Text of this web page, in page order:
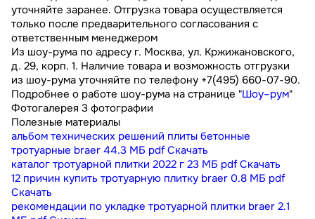
уточняйте заранее. Отгрузка товара осуществляется
только после предварительного согласования с
ответственным менеджером
Из шоу-рума по адресу г. Москва, ул. Кржижановского,
д. 29, корп. 1. Наличие товара и возможность отгрузки
из шоу-рума уточняйте по телефону +7(495) 660-07-90.
Подробнее о работе шоу-рума на странице "Шоу–рум"
Фотогалерея 3 фотографии
Полезные материалы
альбом технических решений плиты бетонные
тротуарные braer 44.3 МБ pdf Скачать
каталог тротуарной плитки 2022 г 23 МБ pdf Скачать
12 причин купить тротуарную плитку braer 0.8 МБ pdf
Скачать
рекомендации по укладке тротуарной плитки braer 2.1